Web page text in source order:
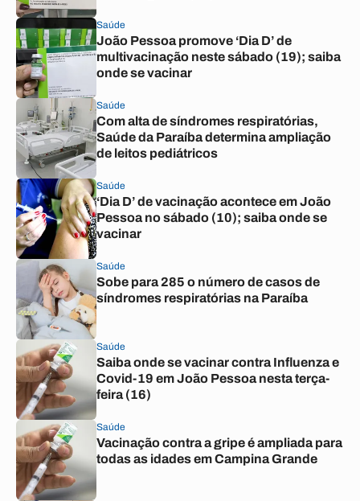
Saúde
João Pessoa promove ‘Dia D’ de
multivacinação neste sábado (19); saiba
onde se vacinar
Saúde
Com alta de síndromes respiratórias,
Saúde da Paraíba determina ampliação
de leitos pediátricos
Saúde
‘Dia D’ de vacinação acontece em João
Pessoa no sábado (10); saiba onde se
vacinar
Saúde
Sobe para 285 o número de casos de
síndromes respiratórias na Paraíba
Saúde
Saiba onde se vacinar contra Influenza e
Covid-19 em João Pessoa nesta terça-
feira (16)
Saúde
Vacinação contra a gripe é ampliada para
todas as idades em Campina Grande